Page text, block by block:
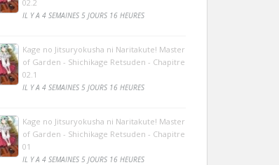
02.2
IL Y A 4 SEMAINES 5 JOURS 16 HEURES
Kage no Jitsuryokusha ni Naritakute! Master
of Garden - Shichikage Retsuden - Chapitre
02.1
IL Y A 4 SEMAINES 5 JOURS 16 HEURES
Kage no Jitsuryokusha ni Naritakute! Master
of Garden - Shichikage Retsuden - Chapitre
01
IL Y A 4 SEMAINES 5 JOURS 16 HEURES